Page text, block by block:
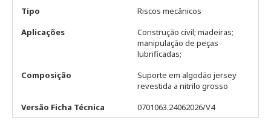
Tipo
Riscos mecânicos
Aplicações
Construção civil; madeiras;
manipulação de peças
lubrificadas;
Composição
Suporte em algodão jersey
revestida a nitrilo grosso
Versão Ficha Técnica
0701063.24062026/V4